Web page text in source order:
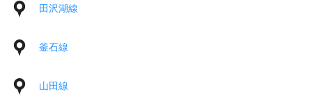
田沢湖線
釜石線
山田線